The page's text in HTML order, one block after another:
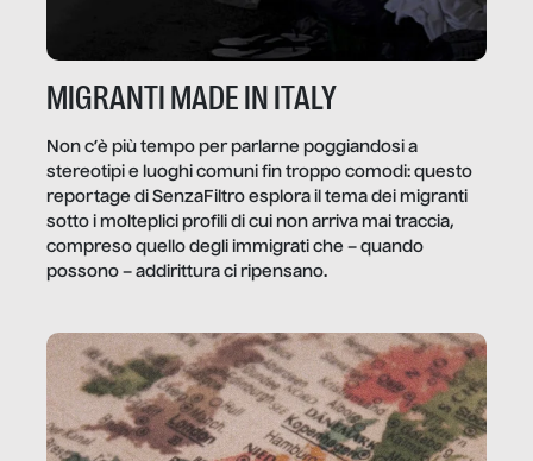
MIGRANTI MADE IN ITALY
Non c’è più tempo per parlarne poggiandosi a
stereotipi e luoghi comuni fin troppo comodi: questo
reportage di SenzaFiltro esplora il tema dei migranti
sotto i molteplici profili di cui non arriva mai traccia,
compreso quello degli immigrati che – quando
possono – addirittura ci ripensano.